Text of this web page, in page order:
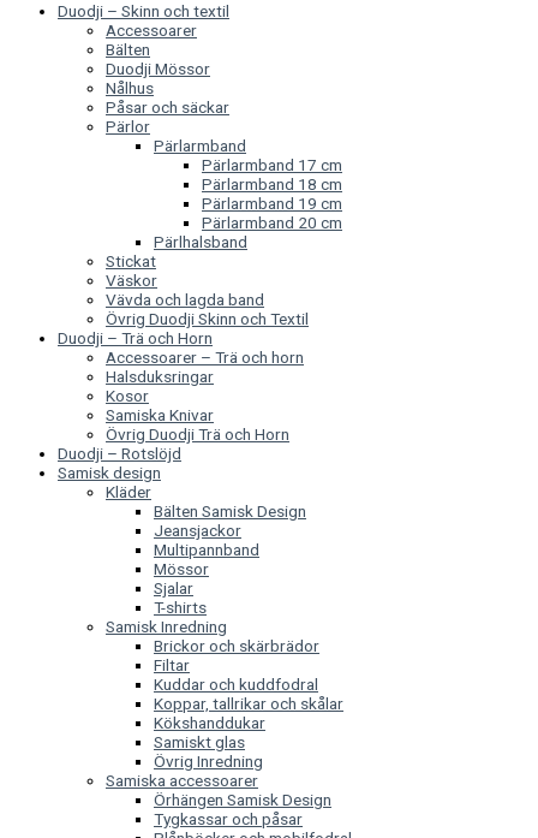
Duodji – Skinn och textil
Accessoarer
Bälten
Duodji Mössor
Nålhus
Påsar och säckar
Pärlor
Pärlarmband
Pärlarmband 17 cm
Pärlarmband 18 cm
Pärlarmband 19 cm
Pärlarmband 20 cm
Pärlhalsband
Stickat
Väskor
Vävda och lagda band
Övrig Duodji Skinn och Textil
Duodji – Trä och Horn
Accessoarer – Trä och horn
Halsduksringar
Kosor
Samiska Knivar
Övrig Duodji Trä och Horn
Duodji – Rotslöjd
Samisk design
Kläder
Bälten Samisk Design
Jeansjackor
Multipannband
Mössor
Sjalar
T-shirts
Samisk Inredning
Brickor och skärbrädor
Filtar
Kuddar och kuddfodral
Koppar, tallrikar och skålar
Kökshanddukar
Samiskt glas
Övrig Inredning
Samiska accessoarer
Örhängen Samisk Design
Tygkassar och påsar